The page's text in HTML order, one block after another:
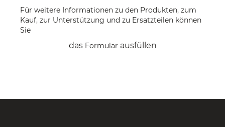
Für weitere Informationen zu den Produkten, zum
Kauf, zur Unterstützung und zu Ersatzteilen können
Sie
das Formular ausfüllen